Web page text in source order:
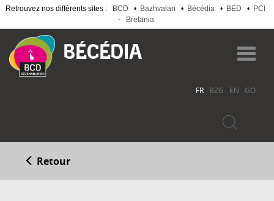
Retrouvez nos différents sites : BCD • Bazhvalan • Bécédia • BED •
PCI
-
Bretania
au
contenu
principal
FR BZG EN GO
Retour